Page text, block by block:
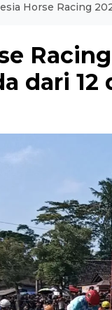
Horse Racing
dari 12